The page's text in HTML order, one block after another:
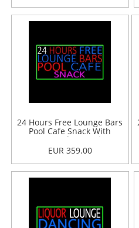
24 Hours Free Lounge Bars
Pool Cafe Snack With
Green Border Enseigne
Néon
EUR 359.00